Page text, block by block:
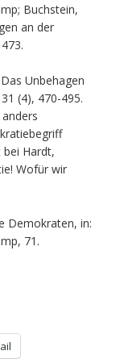
Buchstein,
an der
Unbehagen
(4), 470-495.
Hardt,
Wofür wir
Demokraten, in:
71.